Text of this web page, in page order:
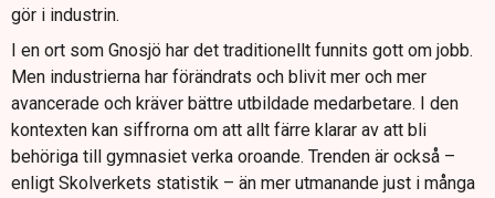
gör i industrin.
I en ort som Gnosjö har det traditionellt funnits gott om jobb.
Men industrierna har förändrats och blivit mer och mer
avancerade och kräver bättre utbildade medarbetare. I den
kontexten kan siffrorna om att allt färre klarar av att bli
behöriga till gymnasiet verka oroande. Trenden är också –
enligt Skolverkets statistik – än mer utmanande just i många